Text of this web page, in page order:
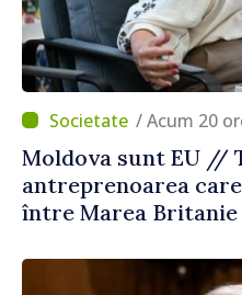
/ Acum 20
Moldova sunt EU //
antreprenoarea
între Marea Britanie